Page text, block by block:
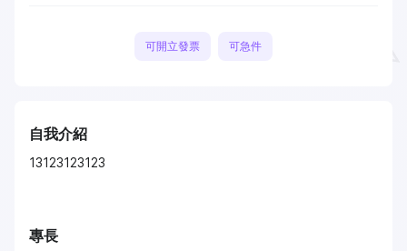
可開立發票 可急件
自我介紹
13123123123
專長